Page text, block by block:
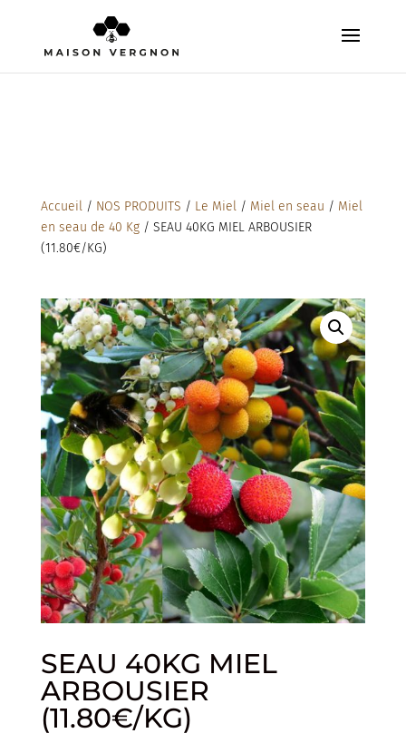
Accueil/ NOS PRODUITS / Le Miel/ Miel en seau / Miel
en seau de 40 Kg/ SEAU 40KG MIEL ARBOUSIER
(11.80€/KG)
SEAU 40KG MIEL
ARBOUSIER
(11.80€/KG)